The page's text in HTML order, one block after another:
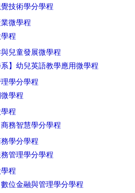
技術學分學程
微學程
程
兒童發展微學程
】幼兒英語教學應用微學程
學分學程
學程
程
務智慧學分學程
學分學程
管理學分學程
程
位金融與管理學分學程